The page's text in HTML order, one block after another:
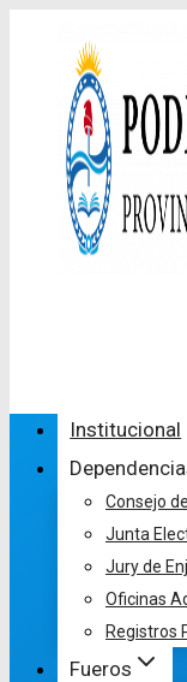
Institucional
Consejo
Junta
Jury de
Oficinas
Registros
Fueros